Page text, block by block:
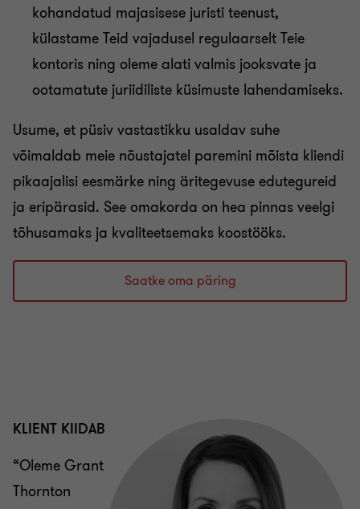
kohandatud majasisese juristi teenust,
külastame Teid vajadusel regulaarselt Teie
kontoris ning oleme alati valmis jooksvate ja
ootamatute juriidiliste küsimuste lahendamiseks.
Usume, et püsiv vastastikku usaldav suhe
võimaldab meie nõustajatel paremini mõista kliendi
pikaajalisi eesmärke ning äritegevuse edutegureid
ja eripärasid. See omakorda on hea pinnas veelgi
tõhusamaks ja kvaliteetsemaks koostööks.
Saatke oma päring
KLIENT KIIDAB
“Oleme Grant
Thornton